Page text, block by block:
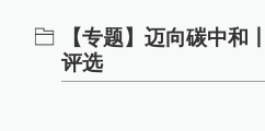
【专题】迈向碳中和
评选